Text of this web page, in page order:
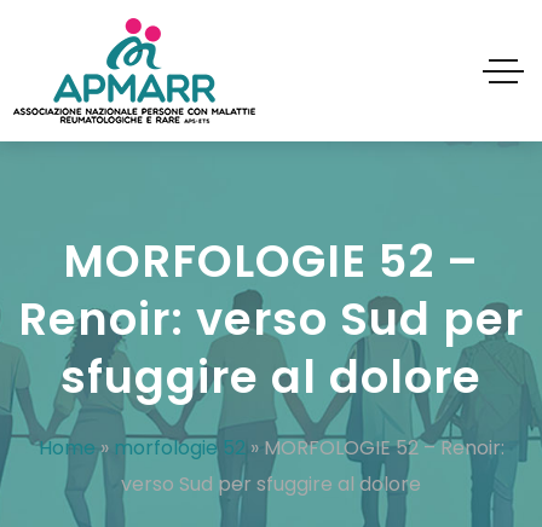
MORFOLOGIE 52 –
Renoir: verso Sud per
sfuggire al dolore
Home» morfologie 52» MORFOLOGIE 52 – Renoir:
verso Sud per sfuggire al dolore